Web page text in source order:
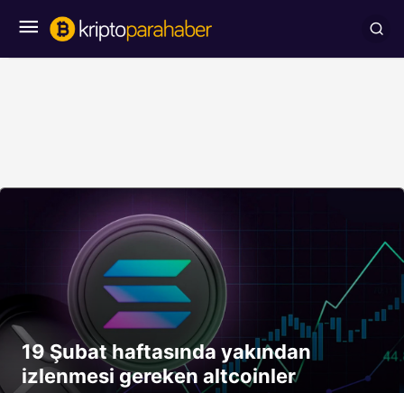
19 Şubat haftasında yakından
izlenmesi gereken altcoinler